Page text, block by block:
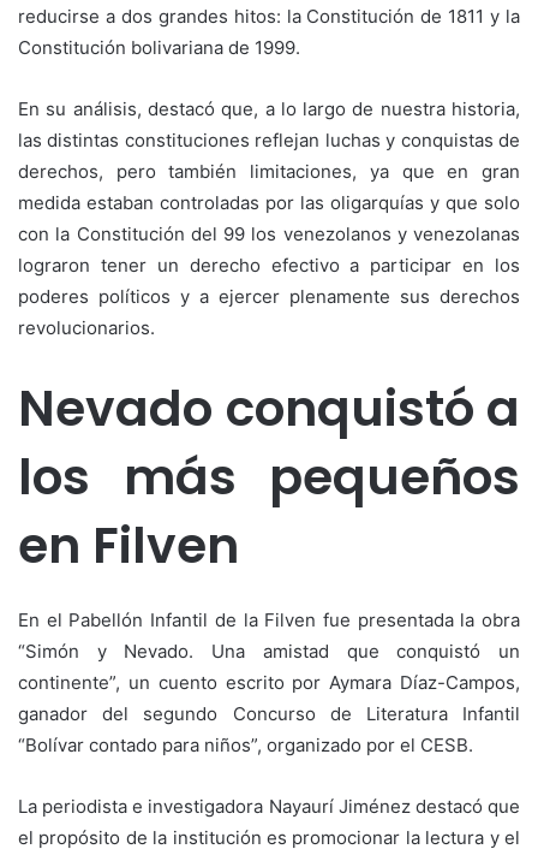
reducirse a dos grandes hitos: la Constitución de 1811 y la
Constitución bolivariana de 1999.
En su análisis, destacó que, a lo largo de nuestra historia,
las distintas constituciones reflejan luchas y conquistas de
derechos, pero también limitaciones, ya que en gran
medida estaban controladas por las oligarquías y que solo
con la Constitución del 99 los venezolanos y venezolanas
lograron tener un derecho efectivo a participar en los
poderes políticos y a ejercer plenamente sus derechos
revolucionarios.
Nevado conquistó a
los más pequeños
en Filven
En el Pabellón Infantil de la Filven fue presentada la obra
“Simón y Nevado. Una amistad que conquistó un
continente”, un cuento escrito por Aymara Díaz-Campos,
ganador del segundo Concurso de Literatura Infantil
“Bolívar contado para niños”, organizado por el CESB.
La periodista e investigadora Nayaurí Jiménez destacó que
el propósito de la institución es promocionar la lectura y el